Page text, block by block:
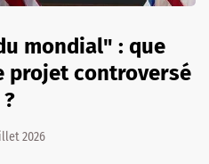
mondial" : que
projet controversé
?
2026